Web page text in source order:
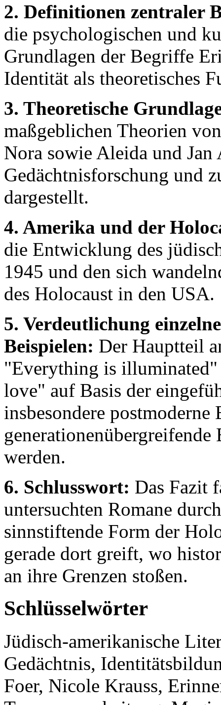
2. Definitionen zentraler
die psychologischen und
Grundlagen der Begriffe
Identität als theoretisches
3. Theoretische
maßgeblichen Theorien
Nora sowie Aleida und Jan
Gedächtnisforschung und
dargestellt.
4. Amerika und der
die Entwicklung des
1945 und den sich
des Holocaust in den USA.
5. Verdeutlichung
Beispielen: Der Hauptteil
"Everything is
love" auf Basis der
insbesondere postmoderne
generationenübergreifende
werden.
6. Schlusswort: Das Fazit
untersuchten Romane
sinnstiftende Form der
gerade dort greift, wo
an ihre Grenzen stoßen.
Schlüsselwörter
Jüdisch-amerikanische
Gedächtnis,
Foer, Nicole Krauss,